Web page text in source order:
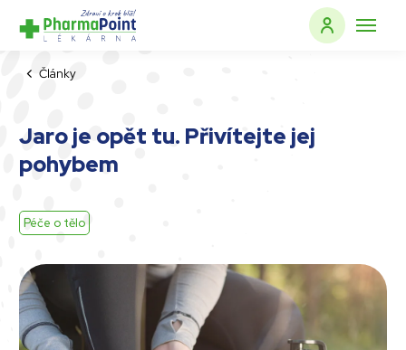
Články
Jaro je opět tu. Přivítejte jej
pohybem
Péče o tělo